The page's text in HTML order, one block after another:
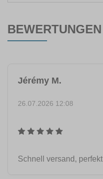
BEWERTUNGEN
Jérémy M.
26.07.2026 12:08
Schnell versand, perfekt